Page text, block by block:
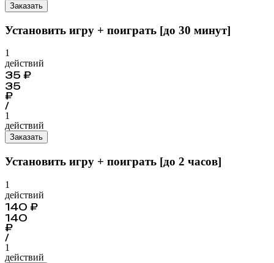
Заказать
Установить игру + поиграть [до 30 минут]
1
действий
35 ₽
35
₽
/
1
действий
Заказать
Установить игру + поиграть [до 2 часов]
1
действий
140 ₽
140
₽
/
1
действий